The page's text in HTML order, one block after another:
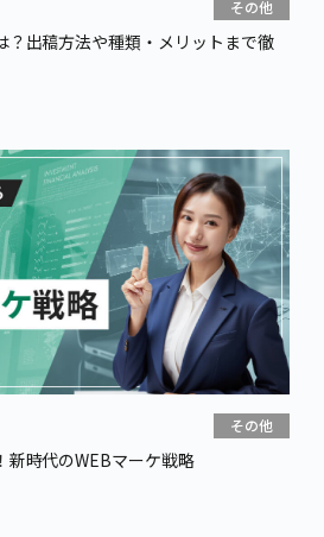
その他
？出稿方法や種類・メリットまで徹
その他
新時代のWEBマーケ戦略